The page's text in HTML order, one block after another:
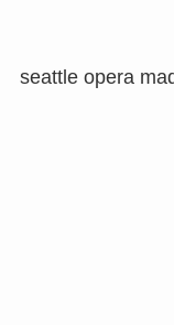
seattle opera